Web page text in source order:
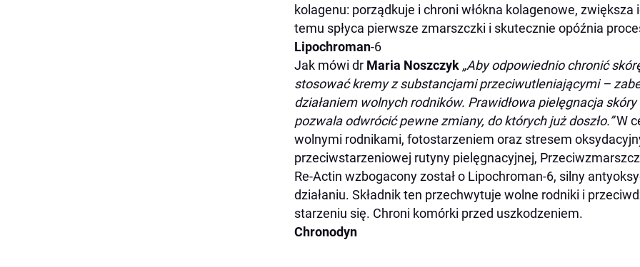
kolagenu: porządkuje i chroni włókna kolagenowe, zwiększa
temu spłyca pierwsze zmarszczki i skutecznie opóźnia
Lipochroman-6
Jak mówi dr Maria Noszczyk „Aby odpowiednio chronić
stosować kremy z substancjami przeciwutleniającymi –
działaniem wolnych rodników. Prawidłowa pielęgnacja
pozwala odwrócić pewne zmiany, do których już doszło.”W
wolnymi rodnikami, fotostarzeniem oraz stresem
przeciwstarzeniowej rutyny pielęgnacyjnej,
Re-Actin wzbogacony został o Lipochroman-6, silny
działaniu. Składnik ten przechwytuje wolne rodniki i
starzeniu się. Chroni komórki przed uszkodzeniem.
Chronodyn